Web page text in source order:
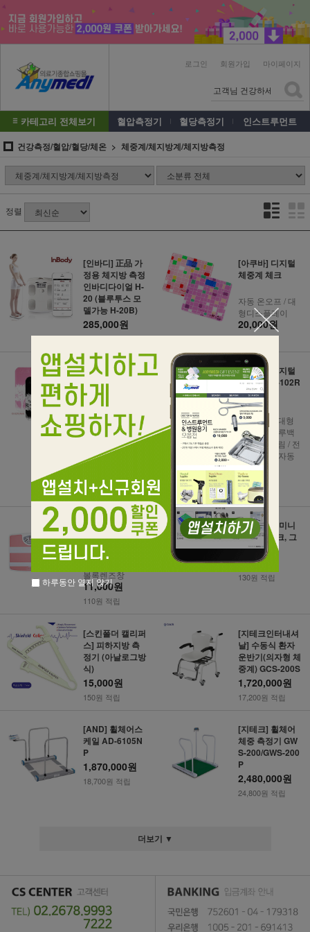
로그인 회원가입 마이페이지
카테고리 전체보기 혈압측정기 혈당측정기 인스트루먼트
건강측정/혈압/혈당/체온 체중계/체지방계/체지방측정
정렬
[인바디] 正品 가
정용 체지방 측정
인바디다이얼 H-
20 (블루투스 모
델가능 H-20B)
285,000원
2,850원 적립
[아쿠바] 디지털
체중계 체크
자동 온오프 / 대
형디스플레이
20,000원
200원 적립
[아이워너] 디지
털체중계 KS-107
0
자동 온오프 / 체
중홀드기능
18,000원
180원 적립
[라비센] 디지털
체중계 KS-102R
D
자동센서 / 대형
LCD창 / 블루백
라이트 / 슬림 / 전
원자동off / 자동
영점전환
24,000원
240원 적립
[아이워너] 기계
식체중계 KS-550
0
볼록렌즈창
11,000원
110원 적립
[아이워너] 미니
체중계 (핑크, 그
린, 화이트)
13,000원
130원 적립
[스킨폴더 캘리퍼
스] 피하지방 측
정기 (아날로그방
식)
15,000원
150원 적립
[지테크인터내셔
날] 수동식 환자
운반기(의자형 체
중계) GCS-200S
1,720,000원
17,200원 적립
[AND] 휠체어스
케일 AD-6105N
P
1,870,000원
18,700원 적립
[지테크] 휠체어
체중 측정기 GW
S-200/GWS-200
P
2,480,000원
24,800원 적립
더보기 ▼
하루동안 열지 않기